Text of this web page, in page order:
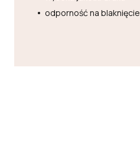
odporność na blaknięcie